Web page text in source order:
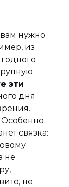
нужно
из
эти
дня
Особенно
связка:
не
не